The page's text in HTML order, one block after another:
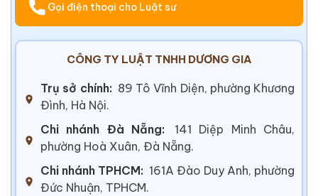
Gọi điện thoại cho Luật sư
CÔNG TY LUẬT TNHH DƯƠNG GIA
Trụ sở chính: 89 Tô Vĩnh Diện, phường Khương
Đình, Hà Nội.
Chi nhánh Đà Nẵng:
141 Diệp Minh Châu,
phường Hoà Xuân, Đà Nẵng.
Chi nhánh TPHCM: 161A Đào Duy Anh, phường
Đức Nhuận, TPHCM.